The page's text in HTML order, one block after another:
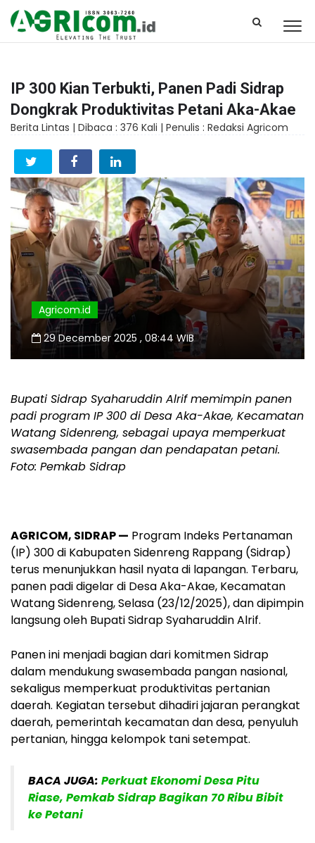
IP 300 Kian Terbukti, Panen Padi Sidrap
Dongkrak Produktivitas Petani Aka-Akae
Berita Lintas | Dibaca : 376 Kali | Penulis : Redaksi Agricom
Agricom.id
29 December 2025 , 08:44 WIB
Bupati Sidrap Syaharuddin Alrif memimpin panen
padi program IP 300 di Desa Aka-Akae, Kecamatan
Watang Sidenreng, sebagai upaya memperkuat
swasembada pangan dan pendapatan petani.
Foto: Pemkab Sidrap
AGRICOM, SIDRAP — Program Indeks Pertanaman
(IP) 300 di Kabupaten Sidenreng Rappang (Sidrap)
terus menunjukkan hasil nyata di lapangan. Terbaru,
panen padi digelar di Desa Aka-Akae, Kecamatan
Watang Sidenreng, Selasa (23/12/2025), dan dipimpin
langsung oleh Bupati Sidrap Syaharuddin Alrif.
Panen ini menjadi bagian dari komitmen Sidrap
dalam mendukung swasembada pangan nasional,
sekaligus memperkuat produktivitas pertanian
daerah. Kegiatan tersebut dihadiri jajaran perangkat
daerah, pemerintah kecamatan dan desa, penyuluh
pertanian, hingga kelompok tani setempat.
BACA JUGA: Perkuat Ekonomi Desa Pitu
Riase, Pemkab Sidrap Bagikan 70 Ribu Bibit
ke Petani